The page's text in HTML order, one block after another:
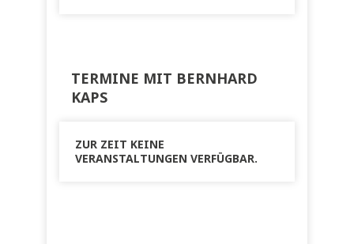
TERMINE MIT BERNHARD
KAPS
ZUR ZEIT KEINE
VERANSTALTUNGEN VERFÜGBAR.